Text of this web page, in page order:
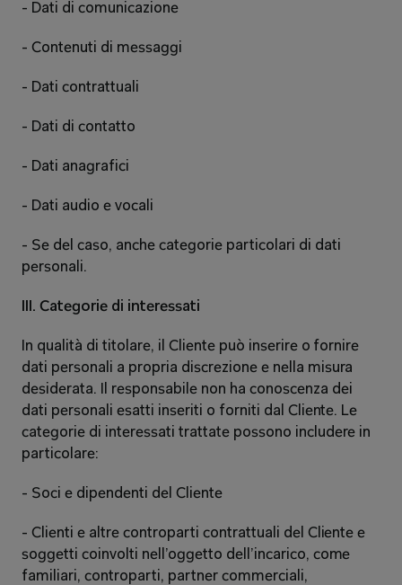
- Dati di comunicazione
- Contenuti di messaggi
- Dati contrattuali
- Dati di contatto
- Dati anagrafici
- Dati audio e vocali
- Se del caso, anche categorie particolari di dati
personali.
III. Categorie di interessati
In qualità di titolare, il Cliente può inserire o fornire
dati personali a propria discrezione e nella misura
desiderata. Il responsabile non ha conoscenza dei
dati personali esatti inseriti o forniti dal Cliente. Le
categorie di interessati trattate possono includere in
particolare:
- Soci e dipendenti del Cliente
- Clienti e altre controparti contrattuali del Cliente e
soggetti coinvolti nell’oggetto dell’incarico, come
familiari, controparti, partner commerciali,